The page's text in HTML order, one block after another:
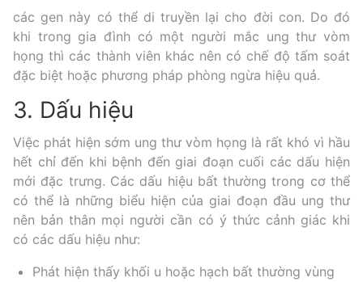
các gen này có thể di truyền lại cho đời con. Do đó
khi trong gia đình có một người mắc ung thư vòm
họng thì các thành viên khác nên có chế độ tấm soát
đặc biệt hoặc phương pháp phòng ngừa hiệu quả.
3. Dấu hiệu
Việc phát hiện sớm ung thư vòm họng là rất khó vì hầu
hết chỉ đến khi bệnh đến giai đoạn cuối các dấu hiện
mới đặc trưng. Các dấu hiệu bất thường trong cơ thể
có thể là những biểu hiện của giai đoạn đầu ung thư
nên bản thân mọi người cần có ý thức cảnh giác khi
có các dấu hiệu như:
Phát hiện thấy khối u hoặc hạch bất thường vùng